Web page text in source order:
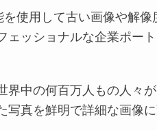
使用して古い画像や解像
ェッショナルな企業ポー
界中の何百万人もの人々
写真を鮮明で詳細な画像